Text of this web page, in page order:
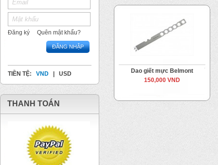
Đăng ký Quên mật khẩu?
ĐĂNG NHẬP
TIỀN TỆ: VND USD
THANH TOÁN
Dao giết mực Belmont
150,000 VND